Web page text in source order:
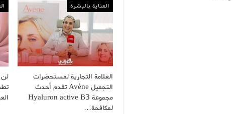
العناية بالبشرة
العلامة التجارية لمستحضرات
التجميل Avène تقدم أحدث
مجموعة Hyaluron active B3
لمكافحة…